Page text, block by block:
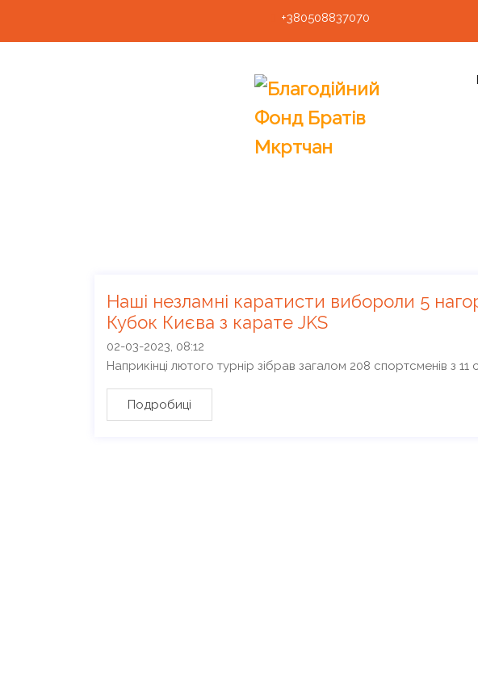
+380508837070
Наші незламні каратисти вибороли 5
Кубок Києва з карате JKS
02-03-2023, 08:12
Наприкінці лютого турнір зібрав загалом 208 спортсменів з 11
Подробиці